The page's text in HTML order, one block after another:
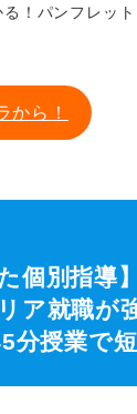
！パンフレッ
から！
個別指導】
ア就職が
分授業で